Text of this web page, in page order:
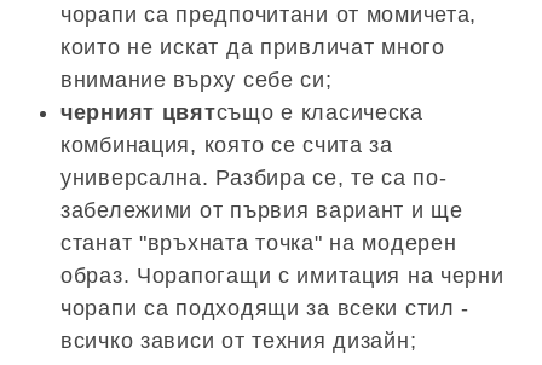
чорапи са предпочитани от момичета,
които не искат да привличат много
внимание върху себе си;
черният цвятсъщо е класическа
комбинация, която се счита за
универсална. Разбира се, те са по-
забележими от първия вариант и ще
станат "връхната точка" на модерен
образ. Чорапогащи с имитация на черни
чорапи са подходящи за всеки стил -
всичко зависи от техния дизайн;